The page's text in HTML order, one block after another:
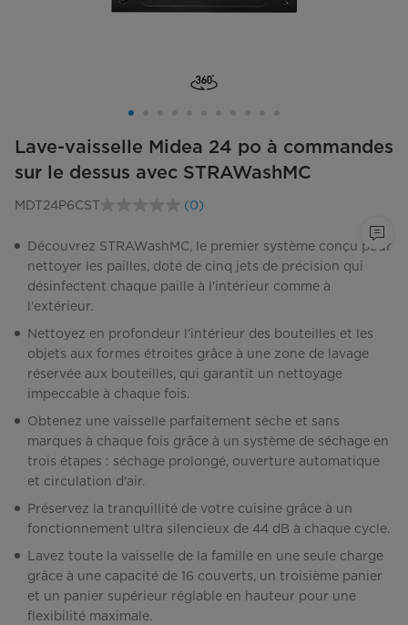
Lave-vaisselle Midea 24 po à commandes
sur le dessus avec STRAWashMC
MDT24P6CST
Aucune
pour
ce
produit.
Lien
même
page.
(0)
Découvrez STRAWashMC, le premier système conçu pour
nettoyer les pailles, doté de cinq jets de précision qui
désinfectent chaque paille à l'intérieur comme à
l'extérieur.
Nettoyez en profondeur l'intérieur des bouteilles et les
objets aux formes étroites grâce à une zone de lavage
réservée aux bouteilles, qui garantit un nettoyage
impeccable à chaque fois.
Obtenez une vaisselle parfaitement sèche et sans
marques à chaque fois grâce à un système de séchage en
trois étapes : séchage prolongé, ouverture automatique
et circulation d'air.
Préservez la tranquillité de votre cuisine grâce à un
fonctionnement ultra silencieux de 44 dB à chaque cycle.
Lavez toute la vaisselle de la famille en une seule charge
grâce à une capacité de 16 couverts, un troisième panier
et un panier supérieur réglable en hauteur pour une
flexibilité maximale.